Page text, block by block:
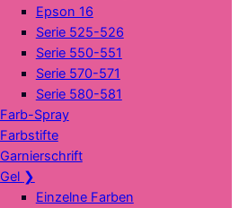
Epson 16
Serie 525-526
Serie 550-551
Serie 570-571
Serie 580-581
Farb-Spray
Farbstifte
Garnierschrift
Gel ❯
Einzelne Farben